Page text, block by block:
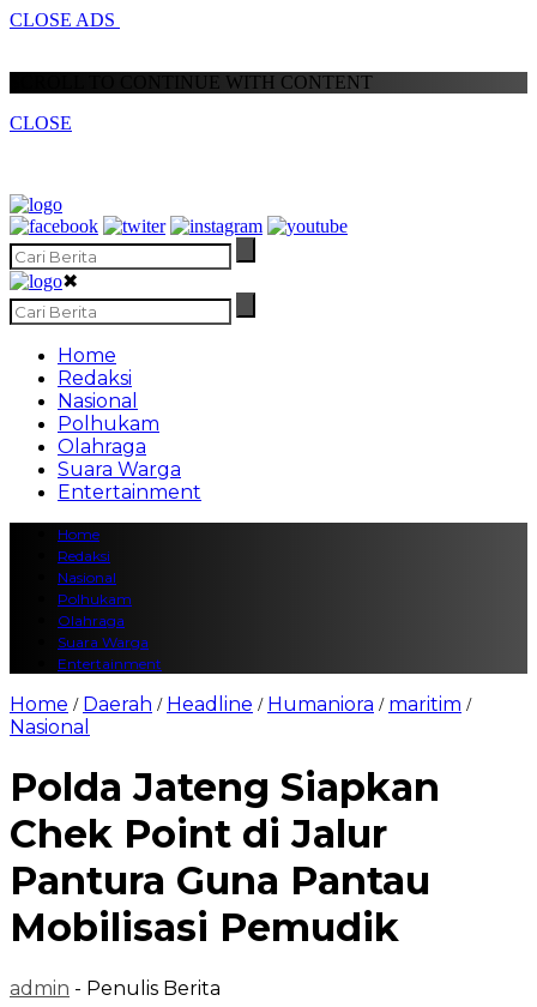
CLOSE ADS
SCROLL TO CONTINUE WITH CONTENT
CLOSE
✖
Home
Redaksi
Nasional
Polhukam
Olahraga
Suara Warga
Entertainment
Home
Redaksi
Nasional
Polhukam
Olahraga
Suara Warga
Entertainment
Home / Daerah / Headline / Humaniora / maritim /
Nasional
Polda Jateng Siapkan
Chek Point di Jalur
Pantura Guna Pantau
Mobilisasi Pemudik
admin - Penulis Berita